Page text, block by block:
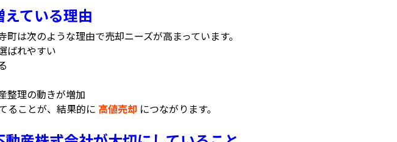
えている理由
は次のような理由で売却ニーズが高まっています。
ばれやすい
整理の動きが増加
ることが、結果的に 高値売却 につながります。